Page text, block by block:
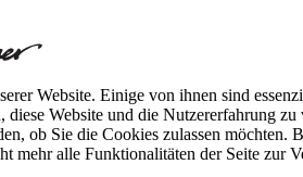
Website. Einige von ihnen sind
diese Website und die Nutzererfahrung
ob Sie die Cookies zulassen möchten.
mehr alle Funktionalitäten der Seite zur